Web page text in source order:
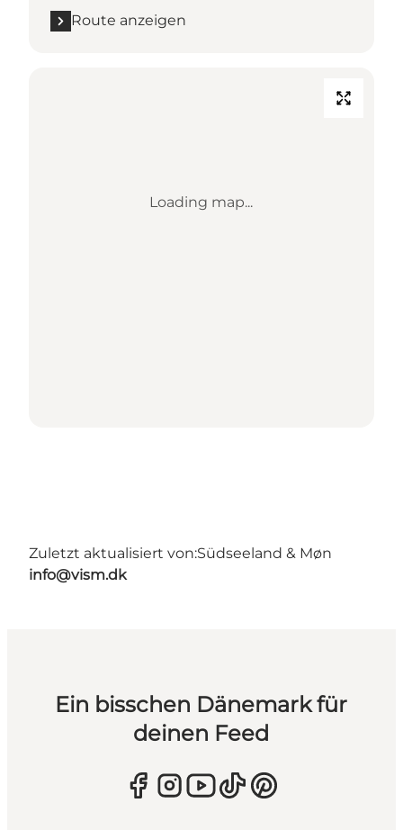
Route anzeigen
Loading map...
Zuletzt aktualisiert von:Südseeland & Møn
info@vism.dk
Ein bisschen Dänemark für
deinen Feed